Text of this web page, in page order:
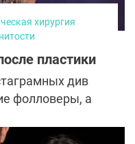
хирургия
пластики
див
фолловеры, а
на эту тему.